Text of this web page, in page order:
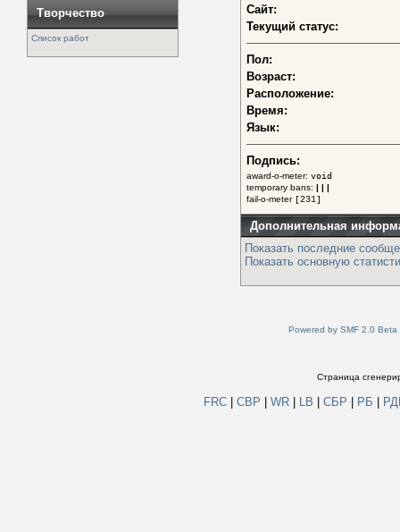
Творчество
Список работ
Сайт:
Текущий статус:
Пол:
Возраст:
Расположение:
Время:
Язык:
Подпись:
award-o-meter: void
temporary bans: | | |
fail-o-meter [231]
Дополнительная
Показать последние
Показать основную
Powered by SMF 2.0 Beta
Страница
FRC СВР WR LB СБР РБ